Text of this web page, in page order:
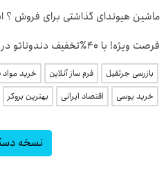
ماشین هیوندای گذاشتی برای فروش ؟
فرصت ویژه! با 40٪تخفیف دندوناتو در حد کامپوزیت سفید کن
بازرسی جرثقیل فرم ساز آنلاین خرید مواد
خرید یوسی
اقتصاد ایرانی بهترین بروکر
نسخه